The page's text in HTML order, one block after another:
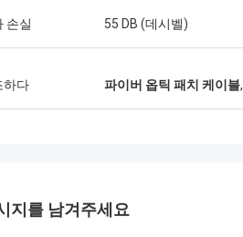
한 컨테이너 40GP와 빠른 연결기,
와 어댑터를 위한 한 컨테이너
지금 우리는 또한 그들로부터의 FDB
속 함체 박스의 많은 유형을 구입합
손실 55 DB (데시벨)
하다 파이버 옵틱 패치 케이블,
지를 남겨주세요